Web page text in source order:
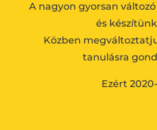
A nagyon gyorsan
és
Közben
tanulásra
Ezért